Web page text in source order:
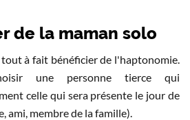
de la maman solo
à fait bénéficier de l'haptonomie.
une personne tierce qui
celle qui sera présente le jour de
ami, membre de la famille).